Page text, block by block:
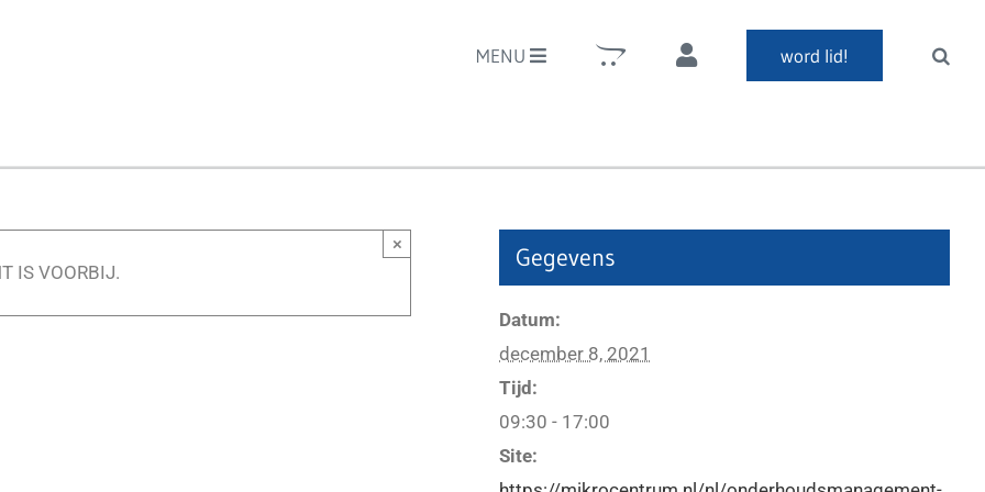
MENU word lid!
IS VOORBIJ.
× Gegevens
Datum:
december 8, 2021
Tijd:
09:30 - 17:00
Site: